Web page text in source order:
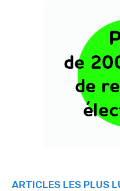
ARTICLES LES PLUS